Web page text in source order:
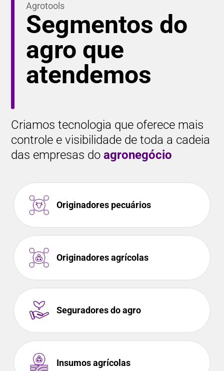
Agrotools
Segmentos do
agro que
atendemos
Criamos tecnologia que oferece mais
controle e visibilidade de toda a cadeia
das empresas doagronegócio
Originadores pecuários
Originadores agrícolas
Seguradores do agro
Insumos agrícolas